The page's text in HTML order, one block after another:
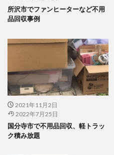
所沢市でファンヒーターなど不用
品回収事例
2021年11月2日
2022年7月25日
国分寺市で不用品回収、軽トラッ
ク積み放題